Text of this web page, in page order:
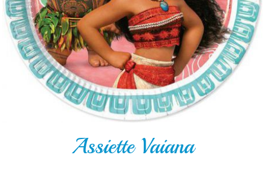
POUR
LE
GATEAU
PAR
ARTICLE
Assiette Vaiana